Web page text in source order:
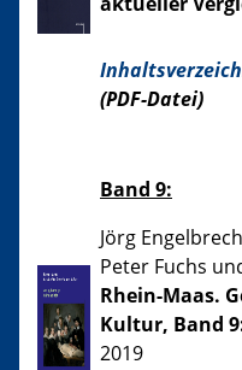
(PDF-Datei)
Band 9:
Jörg
Peter Fuchs
Rhein-Maas.
Kultur, Band
2019